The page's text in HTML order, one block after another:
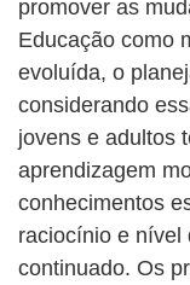
promover as
Educação como
evoluída, o
considerando
jovens e adultos
aprendizagem
conhecimentos
raciocínio e nível
continuado. Os